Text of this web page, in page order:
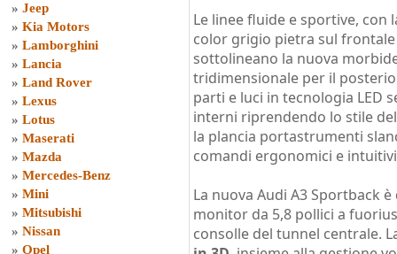
» Jeep
» Kia Motors
» Lamborghini
» Lancia
» Land Rover
» Lexus
» Lotus
» Maserati
» Mazda
» Mercedes-Benz
» Mini
» Mitsubishi
» Nissan
» Opel
Le linee fluide e sportive,
color grigio pietra sul
sottolineano la nuova
tridimensionale per il
parti e luci in tecnologia LED
interni riprendendo lo stile
la plancia portastrumenti
comandi ergonomici e
La nuova Audi A3 Sportback
monitor da 5,8 pollici a
consolle del tunnel centrale.